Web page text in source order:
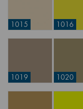
1015 1016
1019 1020